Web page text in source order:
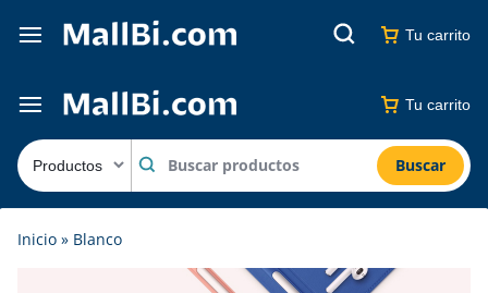
Tu carrito
Buscar
Tu carrito
Inicio » Blanco